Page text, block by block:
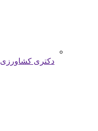
دکتری کشاورزی